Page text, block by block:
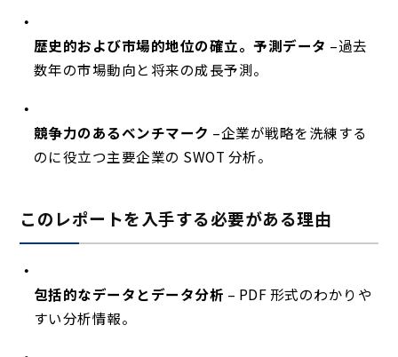
歴史的および市場的地位の確立。予測データ –過去
数年の市場動向と将来の成長予測。
競争力のあるベンチマーク –企業が戦略を洗練する
のに役立つ主要企業の SWOT 分析。
このレポートを入手する必要がある理由
包括的なデータとデータ分析 – PDF 形式のわかりや
すい分析情報。